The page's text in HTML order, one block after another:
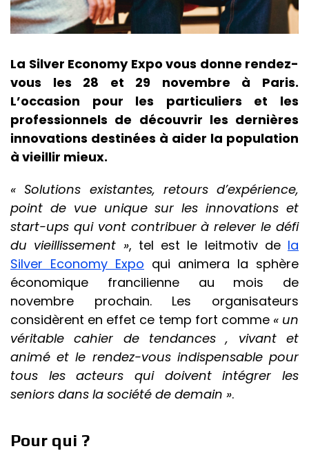
La Silver Economy Expo vous donne rendez-
vous les 28 et 29 novembre à Paris.
L’occasion pour les particuliers et les
professionnels de découvrir les dernières
innovations destinées à aider la population
à vieillir mieux.
« Solutions existantes, retours d’expérience,
point de vue unique sur les innovations et
start-ups qui vont contribuer à relever le défi
du vieillissement », tel est le leitmotiv de la
Silver Economy Expo qui animera la sphère
économique francilienne au mois de
novembre prochain. Les organisateurs
considèrent en effet ce temp fort comme « un
véritable cahier de tendances , vivant et
animé et le rendez-vous indispensable pour
tous les acteurs qui doivent intégrer les
seniors dans la société de demain ».
Pour qui ?